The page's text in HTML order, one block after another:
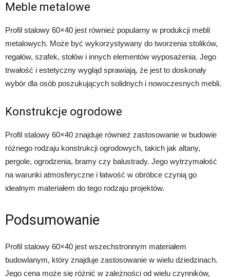
Meble metalowe
Profil stalowy 60×40 jest również popularny w produkcji mebli
metalowych. Może być wykorzystywany do tworzenia stolików,
regałów, szafek, stołów i innych elementów wyposażenia. Jego
trwałość i estetyczny wygląd sprawiają, że jest to doskonały
wybór dla osób poszukujących solidnych i nowoczesnych mebli.
Konstrukcje ogrodowe
Profil stalowy 60×40 znajduje również zastosowanie w budowie
różnego rodzaju konstrukcji ogrodowych, takich jak altany,
pergole, ogrodzenia, bramy czy balustrady. Jego wytrzymałość
na warunki atmosferyczne i łatwość w obróbce czynią go
idealnym materiałem do tego rodzaju projektów.
Podsumowanie
Profil stalowy 60×40 jest wszechstronnym materiałem
budowlanym, który znajduje zastosowanie w wielu dziedzinach.
Jego cena może się różnić w zależności od wielu czynników,